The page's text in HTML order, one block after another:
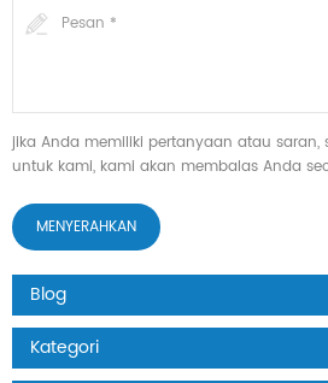
jika Anda memiliki pertanyaan atau saran,
untuk kami, kami akan membalas Anda
Blog
Kategori